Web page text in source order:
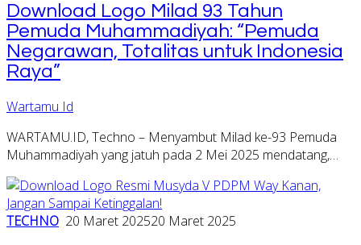
Download Logo Milad 93 Tahun
Pemuda Muhammadiyah: “Pemuda
Negarawan, Totalitas untuk Indonesia
Raya”
Wartamu Id
WARTAMU.ID, Techno – Menyambut Milad ke-93 Pemuda
Muhammadiyah yang jatuh pada 2 Mei 2025 mendatang,…
TECHNO 20 Maret 202520 Maret 2025